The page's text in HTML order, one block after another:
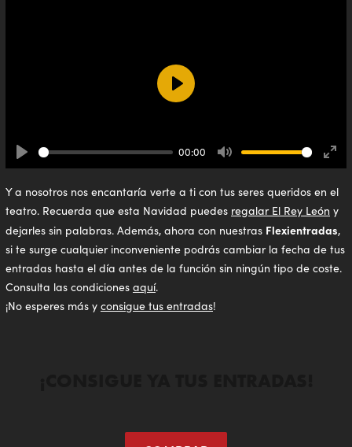
Play
00:00
Mute
Play
Y a nosotros nos encantaría verte a ti con tus seres queridos en el
teatro. Recuerda que esta Navidad puedes regalar El Rey León y
dejarles sin palabras. Además, ahora con nuestras Flexientradas,
si te surge cualquier inconveniente podrás cambiar la fecha de tus
entradas hasta el día antes de la función sin ningún tipo de coste.
Consulta las condiciones aquí.
¡No esperes más y consigue tus entradas!